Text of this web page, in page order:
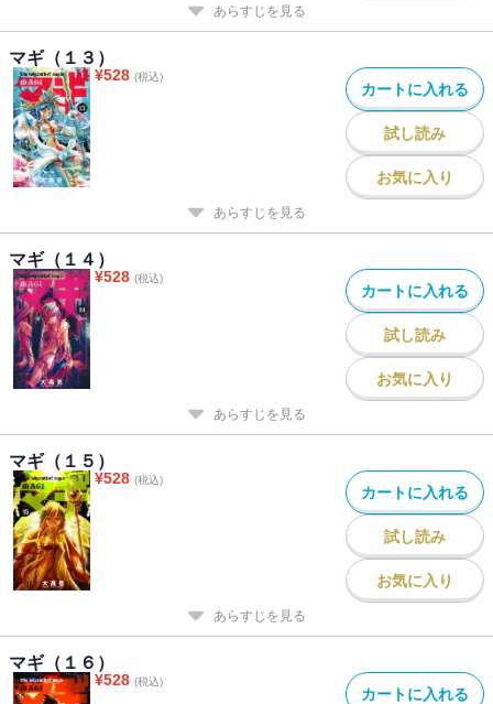
あらすじを見る
マギ（１３）
¥528 (税込)
カートに入れる
試し読み
お気に入り
あらすじを見る
マギ（１４）
¥528 (税込)
カートに入れる
試し読み
お気に入り
あらすじを見る
マギ（１５）
¥528 (税込)
カートに入れる
試し読み
お気に入り
あらすじを見る
マギ（１６）
¥528 (税込)
カートに入れる